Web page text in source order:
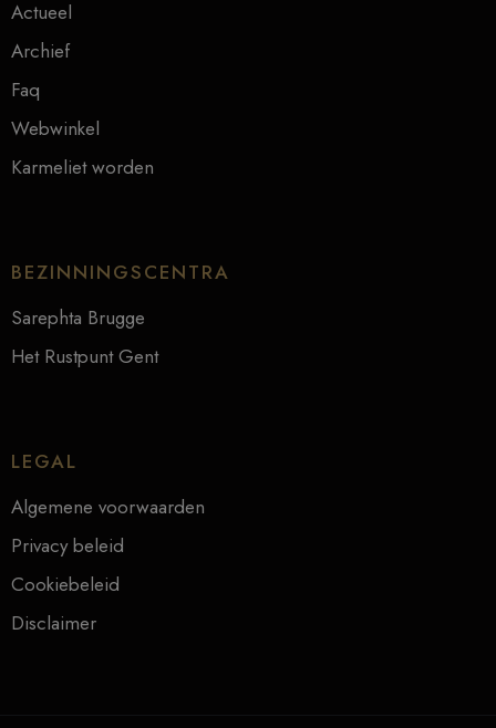
Actueel
Archief
Faq
Webwinkel
Karmeliet worden
BEZINNINGSCENTRA
Sarephta Brugge
Het Rustpunt Gent
LEGAL
Algemene voorwaarden
Privacy beleid
Cookiebeleid
Disclaimer